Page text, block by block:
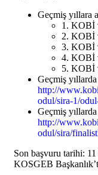
Geçmiş yıllara
1. KOBİ
2. KOBİ
3. KOBİ
4. KOBİ
5. KOBİ
Geçmiş
http://
odul/sira-1/
Geçmiş
http://
odul/sira/
Son başvuru tarihi:
KOSGEB